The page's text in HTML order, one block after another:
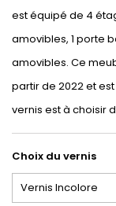
est équipé de 4
amovibles, 1 porte
amovibles. Ce
partir de 2022 et
vernis est à choisir
Choix du vernis